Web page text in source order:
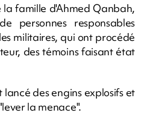
famille d'Ahmed Qanbah,
personnes responsables
militaires, qui ont procédé
des témoins faisant état
des engins explosifs et
la menace".